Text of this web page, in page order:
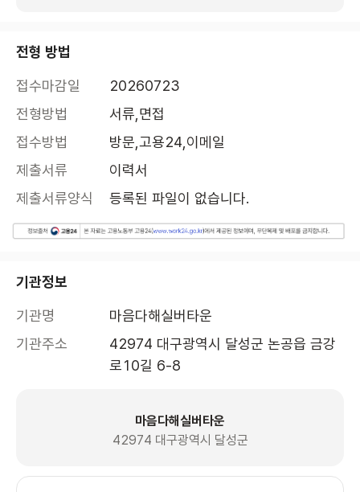
전형 방법
접수마감일
20260723
전형방법
서류,면접
접수방법
방문,고용24,이메일
제출서류
이력서
제출서류양식
등록된 파일이 없습니다.
기관정보
기관명
마음다해실버타운
기관주소
42974 대구광역시 달성군 논공읍 금강
로10길 6-8
마음다해실버타운
42974 대구광역시 달성군